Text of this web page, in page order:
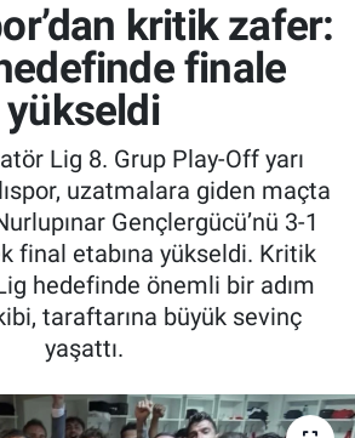
kritik zafer:
finale
yükseldi
Lig 8. Grup Play-Off yarı
uzatmalara giden maçta
Gençlergücü’nü 3-1
final etabına yükseldi. Kritik
hedefinde önemli bir adım
taraftarına büyük sevinç
yaşattı.
Haritası
Durumu ve Fikstür